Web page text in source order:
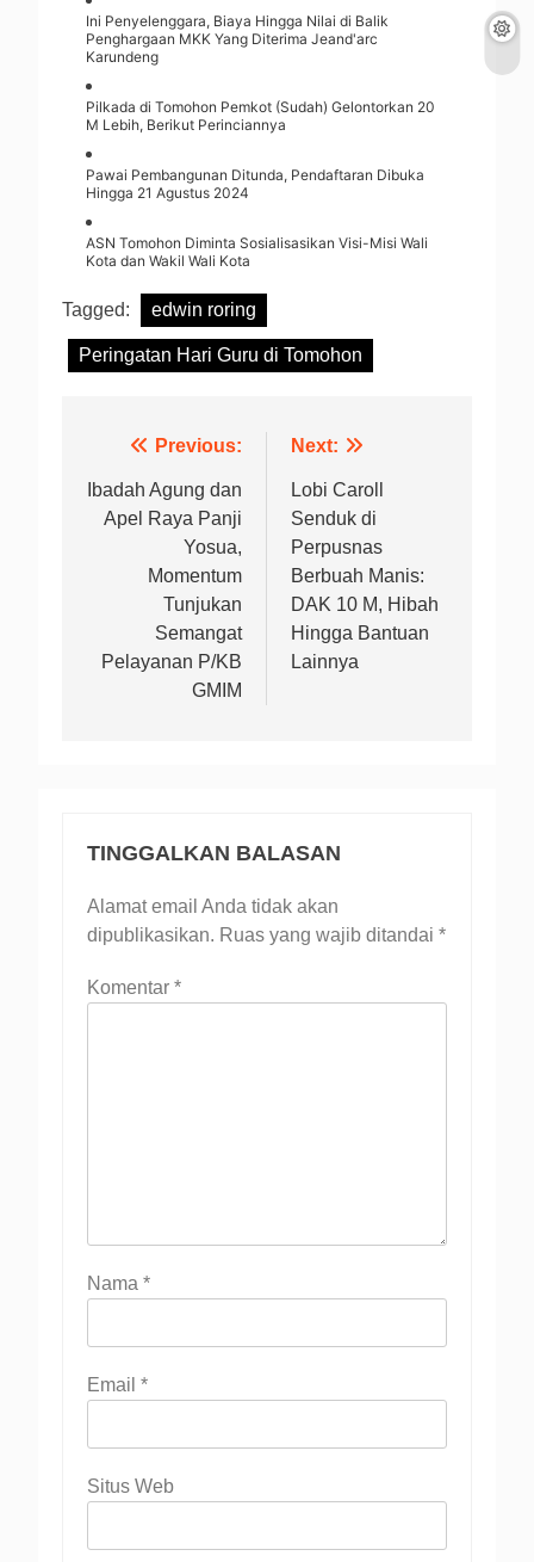
Ini Penyelenggara, Biaya Hingga Nilai di Balik
Penghargaan MKK Yang Diterima Jeand'arc
Karundeng
Pilkada di Tomohon Pemkot (Sudah) Gelontorkan 20
M Lebih, Berikut Perinciannya
Pawai Pembangunan Ditunda, Pendaftaran Dibuka
Hingga 21 Agustus 2024
ASN Tomohon Diminta Sosialisasikan Visi-Misi Wali
Kota dan Wakil Wali Kota
Tagged: edwin roring
Peringatan Hari Guru di Tomohon
Navigasi
pos
Previous:
Ibadah Agung dan
Apel Raya Panji
Yosua,
Momentum
Tunjukan
Semangat
Pelayanan P/KB
GMIM
Next:
Lobi Caroll
Senduk di
Perpusnas
Berbuah Manis:
DAK 10 M, Hibah
Hingga Bantuan
Lainnya
TINGGALKAN BALASAN
Alamat email Anda tidak akan
dipublikasikan. Ruas yang wajib ditandai *
Komentar *
Nama *
Email *
Situs Web